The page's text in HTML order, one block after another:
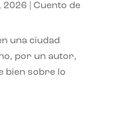
2026
Cuento de
una ciudad
por un autor,
bien sobre lo